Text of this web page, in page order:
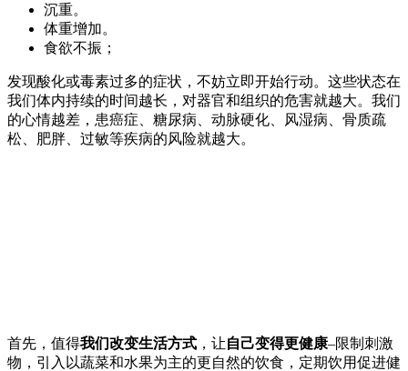
沉重。
体重增加。
食欲不振；
发现酸化或毒素过多的症状，不妨立即开始行动。这些状态在
我们体内持续的时间越长，对器官和组织的危害就越大。我们
的心情越差，患癌症、糖尿病、动脉硬化、风湿病、骨质疏
松、肥胖、过敏等疾病的风险就越大。
首先，值得我们改变生活方式 ，让自己变得更健康–限制刺激
物，引入以蔬菜和水果为主的更自然的饮食，定期饮用促进健